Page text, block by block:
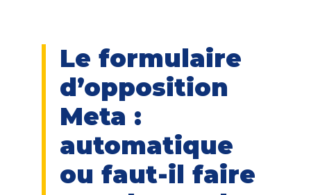
Le formulaire
d’opposition
Meta :
automatique
ou faut-il faire